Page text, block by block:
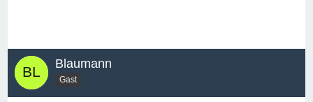
Blaumann
Gast